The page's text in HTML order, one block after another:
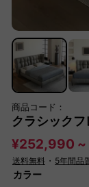
商品コード：
クラシック
¥252,990 ~
送料無料 ・ 5年間品
カラー